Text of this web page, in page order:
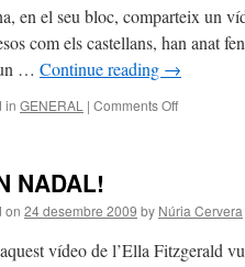
en el seu bloc, comparteix un
com els castellans, han anat
… Continue reading →
in GENERAL | Comments Offon
A
DECIDIR
NADAL!
on 24 desembre 2009 by Núria Cervera
vídeo de l’Ella Fitzgerald